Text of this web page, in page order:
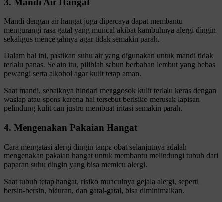
Mandi dengan air hangat juga dipercaya dapat membantu
mengurangi rasa gatal yang muncul akibat kambuhnya alergi dingin
sekaligus mencegahnya agar tidak semakin parah.
Dalam hal ini, pastikan suhu air yang digunakan untuk mandi tidak
terlalu panas. Selain itu, pilihlah sabun berbahan lembut yang bebas
pewangi serta alkohol agar kulit tetap aman.
Saat mandi, sebaiknya hindari menggosok kulit terlalu keras dengan
waslap atau spons karena hal tersebut berisiko merusak lapisan
pelindung kulit dan justru membuat iritasi semakin parah.
4. Mengenakan Pakaian Hangat
Cara mengatasi alergi dingin tanpa obat selanjutnya adalah
mengenakan pakaian hangat untuk membantu melindungi tubuh dari
paparan suhu dingin yang bisa memicu alergi.
Saat tubuh tetap hangat, risiko munculnya gejala alergi, seperti
bersin-bersin, biduran, dan gatal-gatal, bisa diminimalkan.